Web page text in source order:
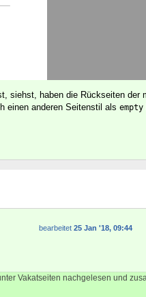
siehst, haben die Rückseiten der
einen anderen Seitenstil als empty
bearbeitet 25 Jan '18, 09:44
Vakatseiten nachgelesen und